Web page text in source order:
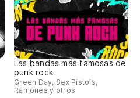
Las bandas más famosas de
punk rock
Green Day, Sex Pistols,
Ramones y otros